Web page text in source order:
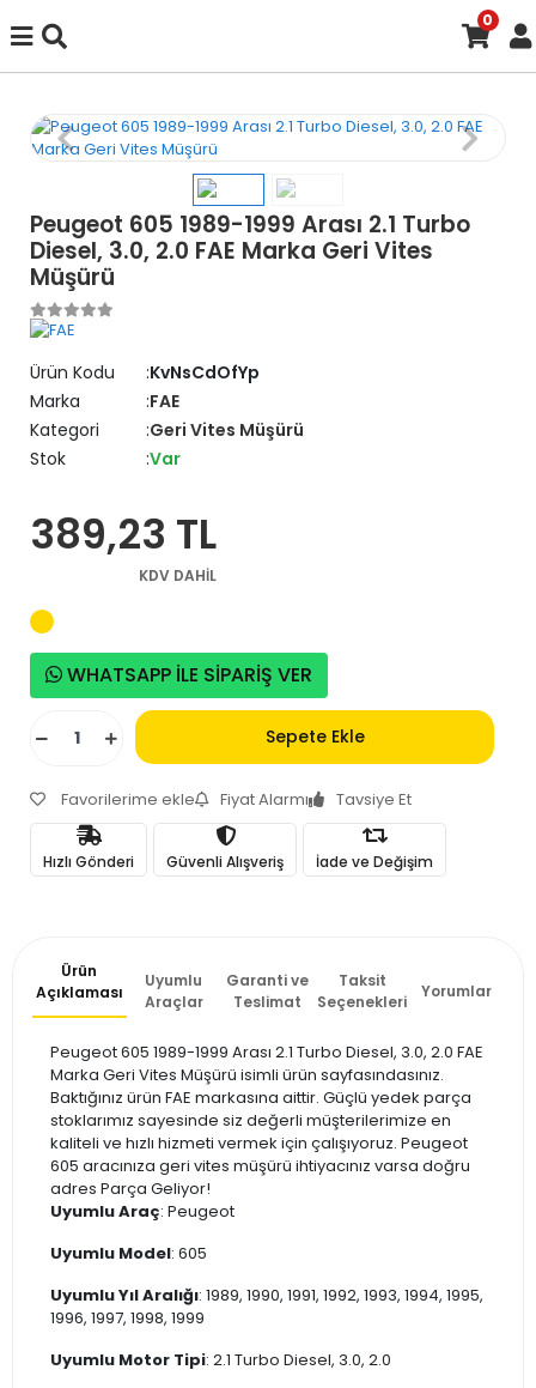
0
Peugeot 605 1989-1999 Arası 2.1 Turbo
Diesel, 3.0, 2.0 FAE Marka Geri Vites
Müşürü
Ürün Kodu
KvNsCdOfYp
Marka
FAE
Kategori
Geri Vites Müşürü
Stok
Var
389,23 TL
KDV DAHİL
WHATSAPP İLE SİPARİŞ VER
Sepete Ekle
Favorilerime ekle Fiyat Alarmı Tavsiye Et
Hızlı Gönderi Güvenli Alışveriş İade ve Değişim
Ürün
Açıklaması
Uyumlu
Araçlar
Garanti ve
Teslimat
Taksit
Seçenekleri
Yorumlar
Peugeot 605 1989-1999 Arası 2.1 Turbo Diesel, 3.0, 2.0 FAE
Marka Geri Vites Müşürü isimli ürün sayfasındasınız.
Baktığınız ürün FAE markasına aittir. Güçlü yedek parça
stoklarımız sayesinde siz değerli müşterilerimize en
kaliteli ve hızlı hizmeti vermek için çalışıyoruz. Peugeot
605 aracınıza geri vites müşürü ihtiyacınız varsa doğru
adres Parça Geliyor!
Uyumlu Araç: Peugeot
Uyumlu Model: 605
Uyumlu Yıl Aralığı: 1989, 1990, 1991, 1992, 1993, 1994, 1995,
1996, 1997, 1998, 1999
Uyumlu Motor Tipi: 2.1 Turbo Diesel, 3.0, 2.0